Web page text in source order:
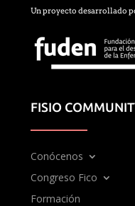
Un proyecto desarrollado
FISIO
Conócenos
Congreso Fico
Formación